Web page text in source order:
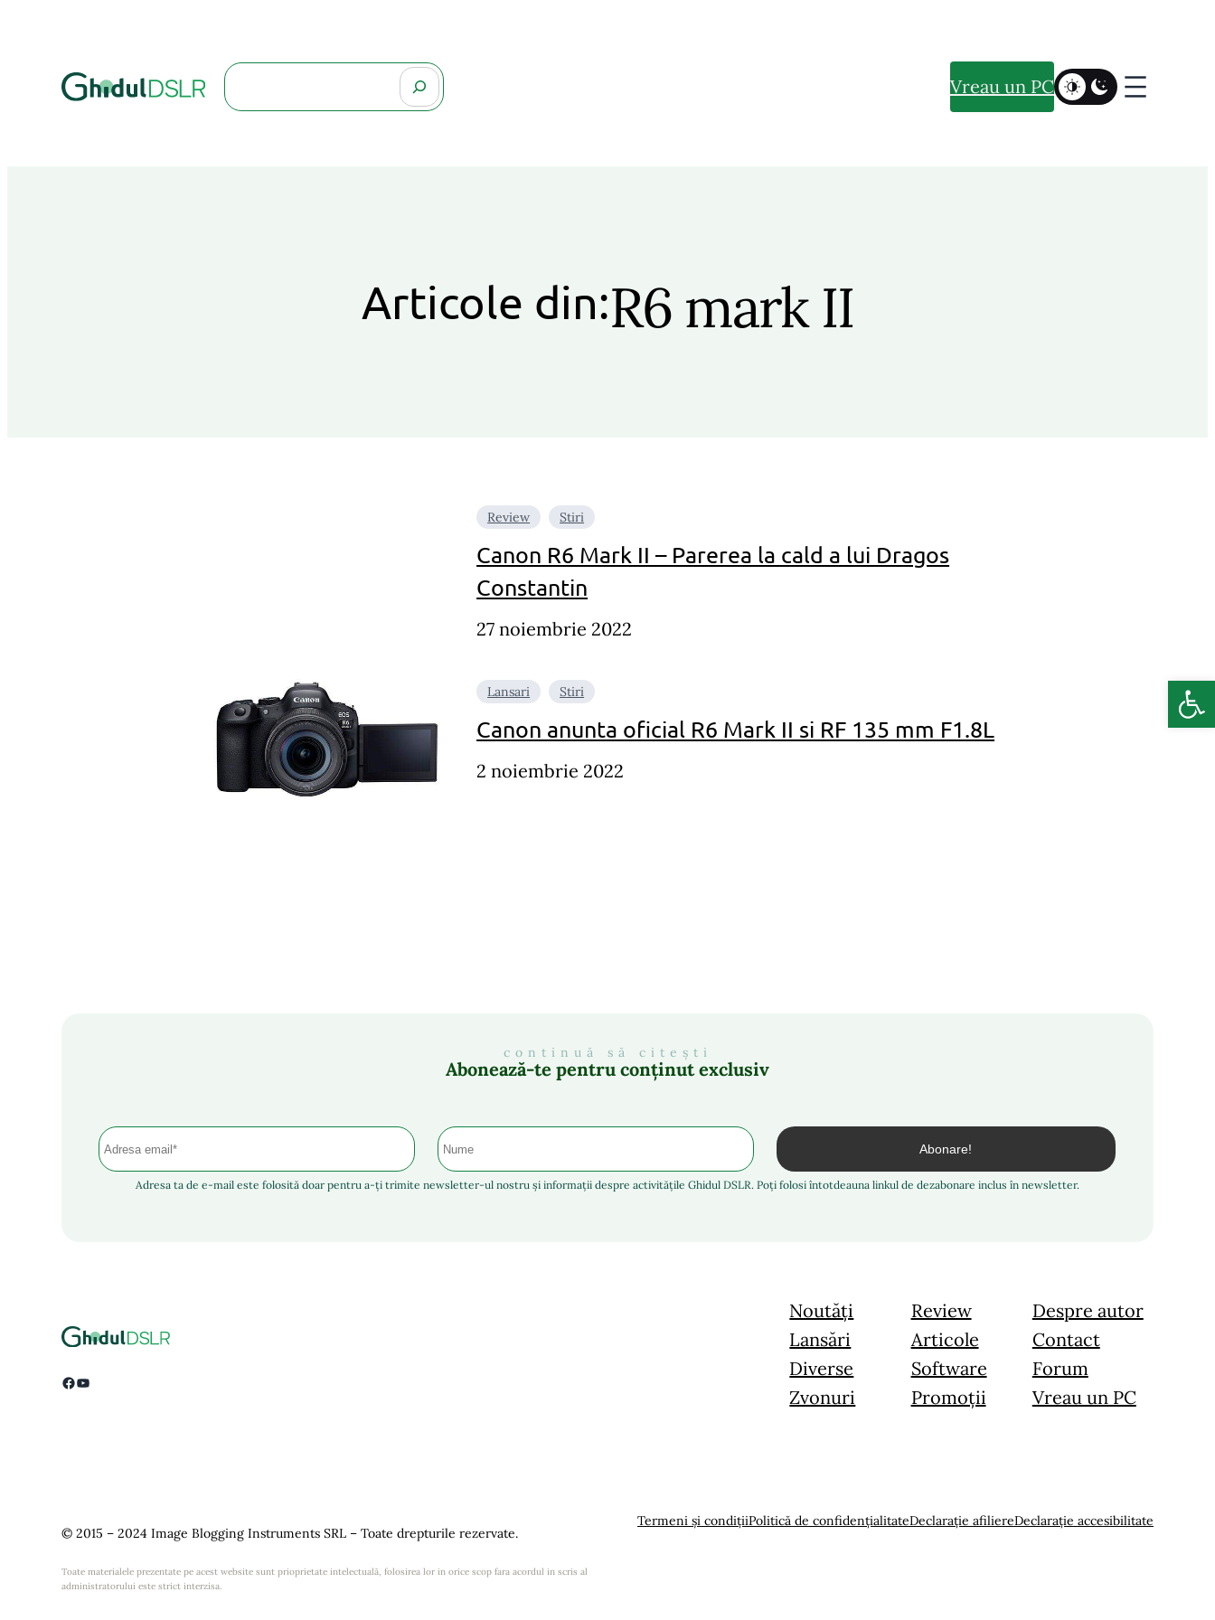
Search Vreau un PC
Articole din:R6 mark II
Review Stiri
Canon R6 Mark II – Parerea la cald a lui Dragos
Constantin
27 noiembrie 2022
Lansari Stiri
Canon anunta oficial R6 Mark II si RF 135 mm F1.8L
2 noiembrie 2022
continuă să citești
Abonează-te pentru conținut exclusiv
Adresa ta de e-mail este folosită doar pentru a-ți trimite newsletter-ul nostru și informații despre activitățile Ghidul DSLR. Poți folosi întotdeauna linkul de dezabonare inclus în newsletter.
Facebook YouTube
Noutăți
Lansări
Diverse
Zvonuri
Review
Articole
Software
Promoții
Despre autor
Contact
Forum
Vreau un PC
© 2015 – 2024 Image Blogging Instruments SRL – Toate drepturile rezervate.
Toate materialele prezentate pe acest website sunt prioprietate intelectuală, folosirea lor in orice scop fara acordul in scris al
administratorului este strict interzisa.
Termeni și condițiiPolitică de confidențialitateDeclarație afiliereDeclarație accesibilitate